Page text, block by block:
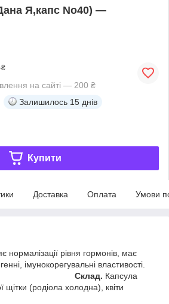
Я,капс No40) —
₴
на сайті — 200 ₴
Залишилось 15 днів
Купити
Доставка Оплата Умови
нормалізації рівня гормонів, має
імунокорегувальні властивості.
Склад. Капсула
щітки (родіола холодна), квіти